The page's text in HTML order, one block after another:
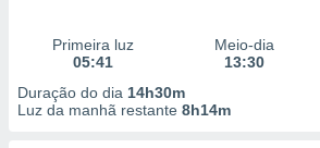
Primeira luz
05:41
Meio-dia
13:30
Duração do dia 14h30m
Luz da manhã restante 8h14m